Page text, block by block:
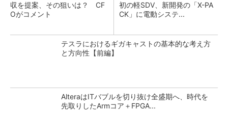
収を提案、その狙いは？ CF
Oがコメント
初の軽SDV、新開発の「X-PA
CK」に電動システ...
テスラにおけるギガキャストの基本的な考え方
と方向性【前編】
AlteraはITバブルを切り抜け全盛期へ、時代を
先取りしたArmコア＋FPGA...